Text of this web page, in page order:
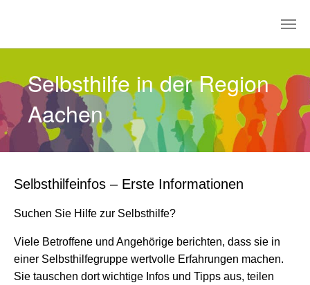
Selbsthilfe in der Region
Aachen
Selbsthilfeinfos – Erste Informationen
Suchen Sie Hilfe zur Selbsthilfe?
Viele Betroffene und Angehörige berichten, dass sie in
einer Selbsthilfegruppe wertvolle Erfahrungen machen.
Sie tauschen dort wichtige Infos und Tipps aus, teilen